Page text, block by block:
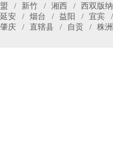
盟
新竹 湘西 西双版纳
延安
烟台 益阳 宜宾
肇庆
直辖县 自贡 株洲